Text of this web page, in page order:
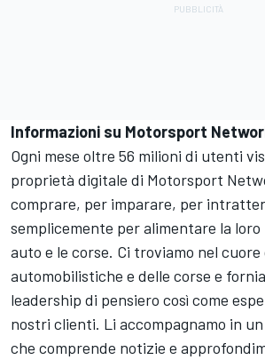
Informazioni su Motorsport
Ogni mese oltre 56 milioni di utenti
proprietà digitale di Motorsport
comprare, per imparare, per
semplicemente per alimentare la loro
auto e le corse. Ci troviamo nel
automobilistiche e delle corse e
leadership di pensiero così come
nostri clienti. Li accompagnamo in
che comprende notizie e